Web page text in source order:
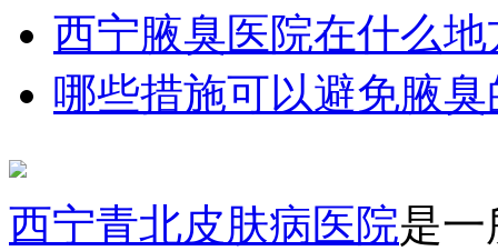
西宁腋臭医院在什么地
哪些措施可以避免腋
西宁青北皮肤病医院是